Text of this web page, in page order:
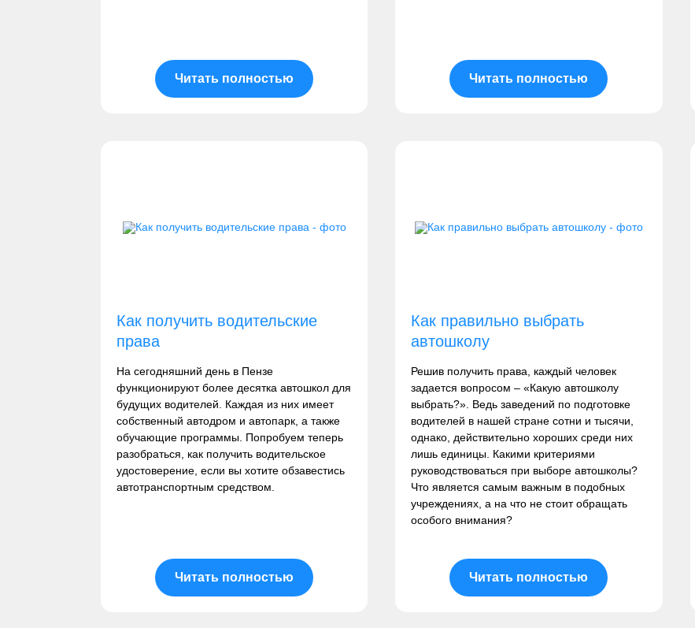
Читать полностью Читать полностью
Как получить водительские
права
На сегодняшний день в Пензе
функционируют более десятка автошкол для
будущих водителей. Каждая из них имеет
собственный автодром и автопарк, а также
обучающие программы. Попробуем теперь
разобраться, как получить водительское
удостоверение, если вы хотите обзавестись
автотранспортным средством.
Читать полностью
Как правильно выбрать
автошколу
Решив получить права, каждый человек
задается вопросом – «Какую автошколу
выбрать?». Ведь заведений по подготовке
водителей в нашей стране сотни и тысячи,
однако, действительно хороших среди них
лишь единицы. Какими критериями
руководствоваться при выборе автошколы?
Что является самым важным в подобных
учреждениях, а на что не стоит обращать
особого внимания?
Читать полностью